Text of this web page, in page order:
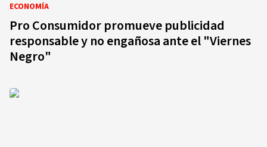
ECONOMÍA
Pro Consumidor promueve publicidad
responsable y no engañosa ante el "Viernes
Negro"